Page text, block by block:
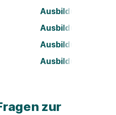
Ausbildung
Ausbildung
Ausbildung
Ausbildung
zur